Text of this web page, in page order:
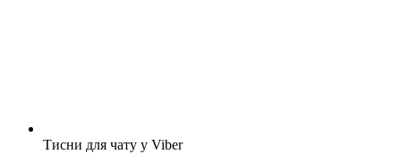
Тисни для чату у Viber